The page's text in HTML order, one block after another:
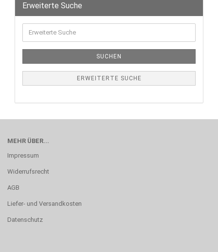
Erweiterte Suche
SUCHEN
ERWEITERTE SUCHE
MEHR ÜBER...
Impressum
Widerrufsrecht
AGB
Liefer- und Versandkosten
Datenschutz